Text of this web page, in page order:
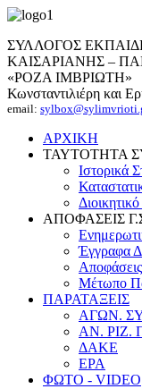
ΣΥΛΛΟΓΟΣ
ΚΑΙΣΑΡΙΑΝΗΣ –
«ΡΟΖΑ ΙΜΒΡΙΩΤΗ»
Κωνσταντιλιέρη και
email:
ΑΡΧΙΚΗ
ΤΑΥΤΟΤΗΤΑ
Ιστορικά
ΑΠΟΦΑΣΕΙΣ
Έγγραφα
Μέτωπο
ΠΑΡΑΤΑΞΕΙΣ
ΑΓΩΝ.
ΑΝ.
ΔΑΚΕ
ΕΡΑ
ΦΩΤΟ - VIDEO